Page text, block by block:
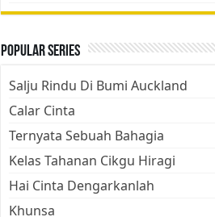
Popular Series
Salju Rindu Di Bumi Auckland
Calar Cinta
Ternyata Sebuah Bahagia
Kelas Tahanan Cikgu Hiragi
Hai Cinta Dengarkanlah
Khunsa